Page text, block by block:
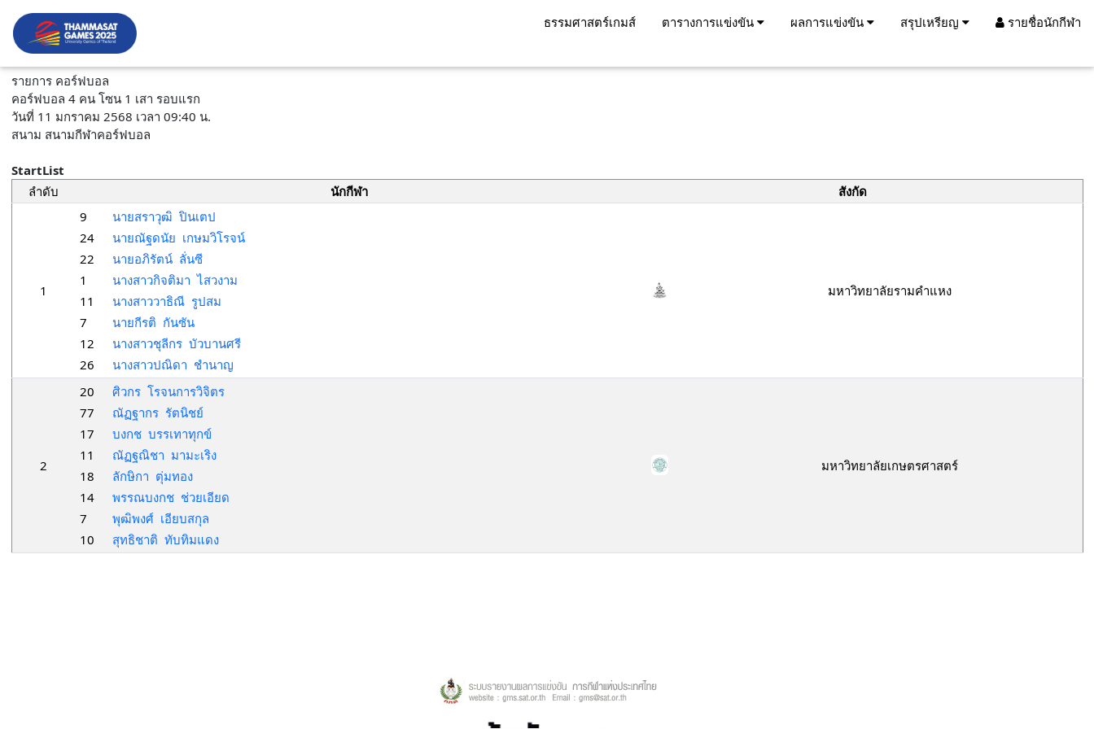
ธรรมศาสตร์เกมส์ ตารางการแข่งขัน ผลการแข่งขัน สรุปเหรียญ รายชื่อนักกีฬา
รายการ คอร์ฟบอล
คอร์ฟบอล 4 คน โซน 1 เสา รอบแรก
วันที่ 11 มกราคม 2568 เวลา 09:40 น.
สนาม สนามกีฬาคอร์ฟบอล
StartList
ลำดับ
นักกีฬา สังกัด
1
9
นายสราวุฒิ ปินเตป
24
นายณัฐดนัย เกษมวิโรจน์
22
นายอภิรัตน์ ลั่นซี
1
นางสาวกิจติมา ไสวงาม
11
นางสาววาธิณี รูปสม
7
นายกีรติ กันซัน
12
นางสาวชุลีกร บัวบานศรี
26
นางสาวปณิดา ชำนาญ
มหาวิทยาลัยรามคำแหง
2
20
ศิวกร โรจนการวิจิตร
77
ณัฏฐากร รัตนิชย์
17
บงกช บรรเทาทุกข์
11
ณัฏฐณิชา มามะเริง
18
ลักษิกา ตุ่มทอง
14
พรรณบงกช ช่วยเอียด
7
พุฒิพงศ์ เอียบสกุล
10
สุทธิชาติ ทับทิมแดง
มหาวิทยาลัยเกษตรศาสตร์